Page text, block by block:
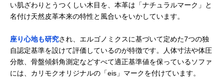
い肌ざわりとうつくしい木目を、本革は「ナチュラルマーク」と
名付け天然皮革本来の特性と風合いをいかしています。
座り心地も研究され、エルゴノミクスに基づいて定めた7つの独
自認定基準を設けて評価しているのが特徴です。人体寸法や体圧
分散、骨盤傾斜角測定などすべて適正基準値を保っているソファ
には、カリモクオリジナルの「eis」マークを付けています。